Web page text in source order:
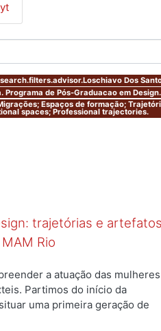
Dos
de Pós-Graduacao em Design.
Espaços de formação;
spaces; Professional trajectories.
trajetórias e artefatos
Rio
a atuação das
Partimos do início da
uma primeira geração de